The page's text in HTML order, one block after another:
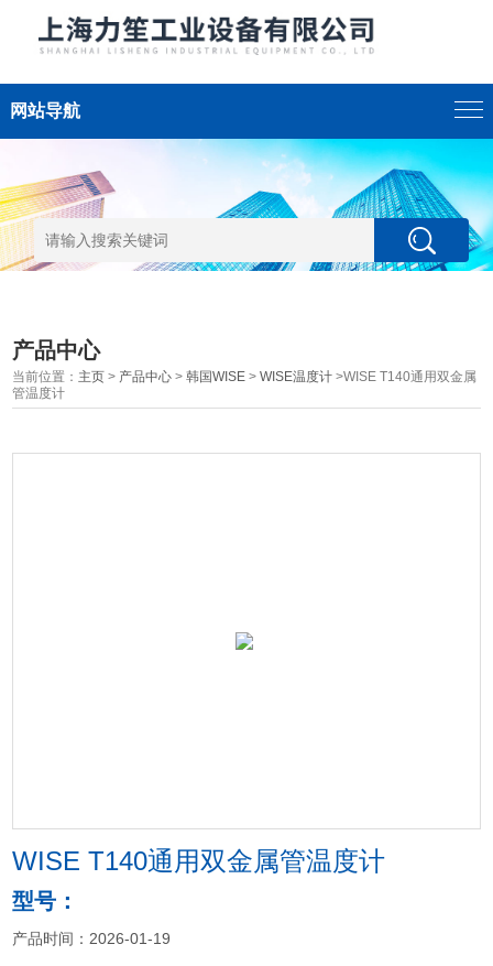
网站导航
产品中心
当前位置： 主页 > 产品中心 >韩国WISE >WISE温度计 >WISE T140通用双金属
管温度计
WISE T140通用双金属管温度计
型号：
产品时间：2026-01-19